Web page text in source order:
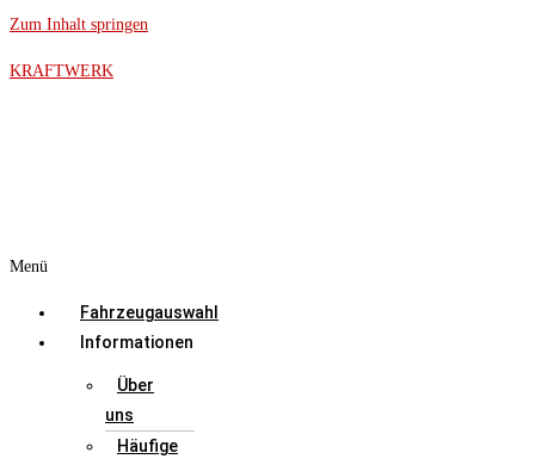
Zum Inhalt springen
KRAFTWERK
Menü
Fahrzeugauswahl
Informationen
Über
uns
Häufige